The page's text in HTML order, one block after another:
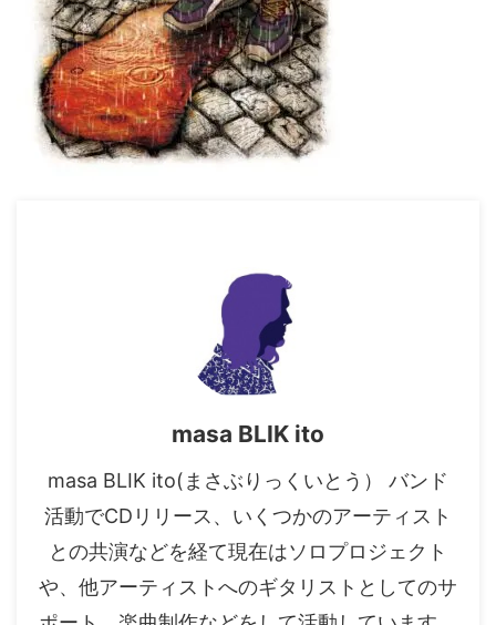
masa BLIK ito
masa BLIK ito(まさぶりっくいとう） バンド
活動でCDリリース、いくつかのアーティスト
との共演などを経て現在はソロプロジェクト
や、他アーティストへのギタリストとしてのサ